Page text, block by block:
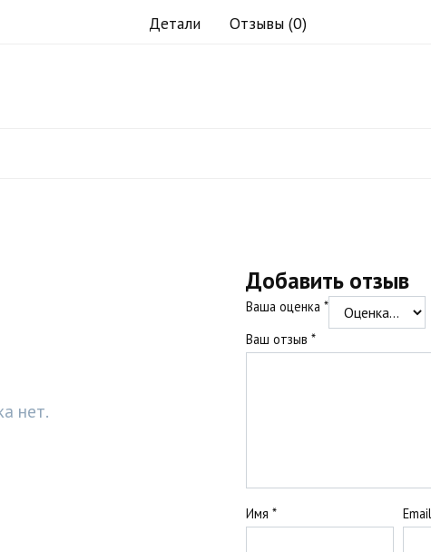
Детали Отзывы (0)
нет.
Добавить отзыв
Ваша оценка *
Ваш отзыв *
Имя *